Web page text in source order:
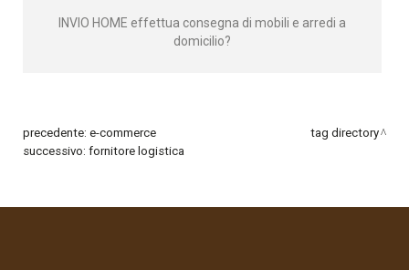
INVIO HOME effettua consegna di mobili e arredi a
domicilio?
precedente: e-commerce
successivo: fornitore logistica
tag directory